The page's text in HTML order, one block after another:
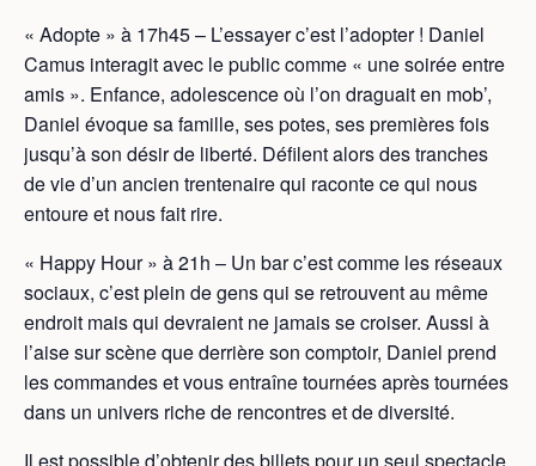
« Adopte » à 17h45 – L’essayer c’est l’adopter ! Daniel
Camus interagit avec le public comme « une soirée entre
amis ». Enfance, adolescence où l’on draguait en mob’,
Daniel évoque sa famille, ses potes, ses premières fois
jusqu’à son désir de liberté. Défilent alors des tranches
de vie d’un ancien trentenaire qui raconte ce qui nous
entoure et nous fait rire.
« Happy Hour » à 21h – Un bar c’est comme les réseaux
sociaux, c’est plein de gens qui se retrouvent au même
endroit mais qui devraient ne jamais se croiser. Aussi à
l’aise sur scène que derrière son comptoir, Daniel prend
les commandes et vous entraîne tournées après tournées
dans un univers riche de rencontres et de diversité.
Il est possible d’obtenir des billets pour un seul spectacle